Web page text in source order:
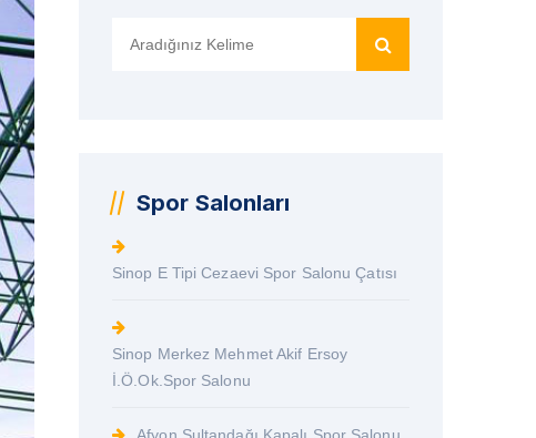
Spor Salonları
Sinop E Tipi Cezaevi Spor Salonu Çatısı
Sinop Merkez Mehmet Akif Ersoy
İ.Ö.Ok.Spor Salonu